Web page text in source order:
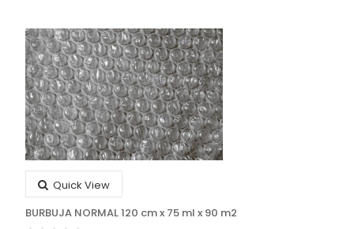
Quick View
BURBUJA NORMAL 120 cm x 75 ml x 90 m2